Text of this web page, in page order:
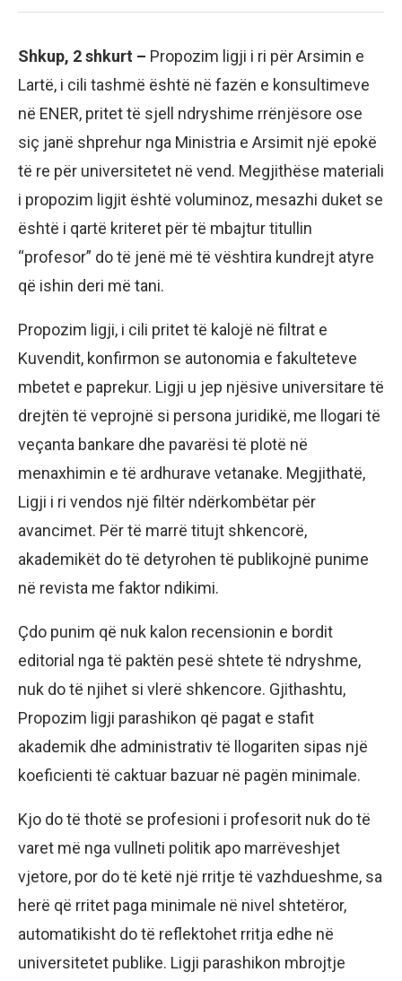
Shkup, 2 shkurt – Propozim ligji i ri për Arsimin e
Lartë, i cili tashmë është në fazën e konsultimeve
në ENER, pritet të sjell ndryshime rrënjësore ose
siç janë shprehur nga Ministria e Arsimit një epokë
të re për universitetet në vend. Megjithëse materiali
i propozim ligjit është voluminoz, mesazhi duket se
është i qartë kriteret për të mbajtur titullin
“profesor” do të jenë më të vështira kundrejt atyre
që ishin deri më tani.
Propozim ligji, i cili pritet të kalojë në filtrat e
Kuvendit, konfirmon se autonomia e fakulteteve
mbetet e paprekur. Ligji u jep njësive universitare të
drejtën të veprojnë si persona juridikë, me llogari të
veçanta bankare dhe pavarësi të plotë në
menaxhimin e të ardhurave vetanake. Megjithatë,
Ligji i ri vendos një filtër ndërkombëtar për
avancimet. Për të marrë titujt shkencorë,
akademikët do të detyrohen të publikojnë punime
në revista me faktor ndikimi.
Çdo punim që nuk kalon recensionin e bordit
editorial nga të paktën pesë shtete të ndryshme,
nuk do të njihet si vlerë shkencore. Gjithashtu,
Propozim ligji parashikon që pagat e stafit
akademik dhe administrativ të llogariten sipas një
koeficienti të caktuar bazuar në pagën minimale.
Kjo do të thotë se profesioni i profesorit nuk do të
varet më nga vullneti politik apo marrëveshjet
vjetore, por do të ketë një rritje të vazhdueshme, sa
herë që rritet paga minimale në nivel shtetëror,
automatikisht do të reflektohet rritja edhe në
universitetet publike. Ligji parashikon mbrojtje